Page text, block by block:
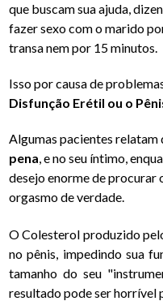
que buscam sua ajuda,
fazer sexo com o marido
transa nem por 15 minutos.
Isso por causa de
Disfunção Erétil ou o
Algumas pacientes relatam
pena , e no seu íntimo,
desejo enorme de procurar
orgasmo de verdade.
O Colesterol produzido
no pênis, impedindo sua
tamanho do seu
resultado pode ser horrível